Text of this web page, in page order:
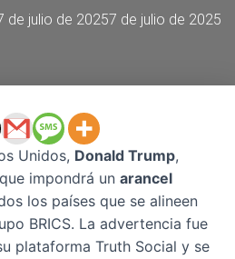
de julio de 20257 de julio de 2025
Unidos, Donald Trump,
impondrá un arancel
los países que se alineen
BRICS. La advertencia fue
plataforma Truth Social y se